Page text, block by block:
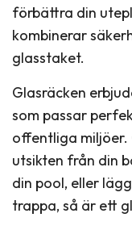
förbättra din
kombinerar
glasstaket.
Glasräcken
som passar
offentliga miljöer.
utsikten från din
din pool, eller
trappa, så är ett